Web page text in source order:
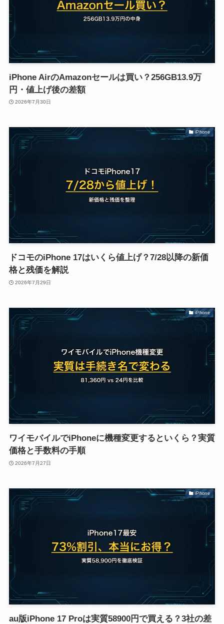
iPhone AirのAmazonセールは買い？256GB13.9万
円・値上げ後の差額
2026年7月30日
iPhone
ドコモのiPhone 17はいくら値上げ？7/28以降の新価
格と残価を解説
2026年7月29日
iPhone
ワイモバイルでiPhoneに機種変更するといくら？実質
価格と手数料の手順
2026年7月27日
iPhone
au版iPhone 17 Proは実質58900円で買える？3社の差